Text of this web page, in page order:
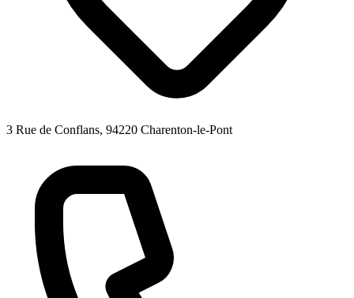
3 Rue de Conflans, 94220 Charenton-le-Pont